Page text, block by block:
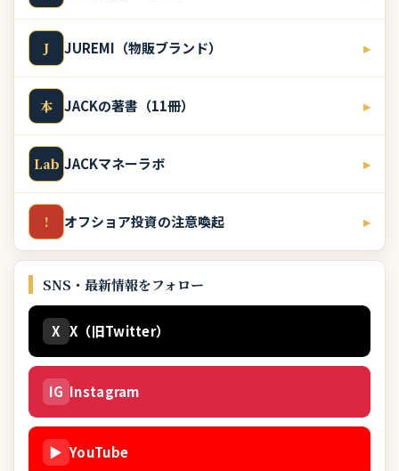
J JUREMI（物販ブランド） ▸
本 JACKの著書（11冊） ▸
Lab JACKマネーラボ ▸
! オフショア投資の注意喚起 ▸
SNS・最新情報をフォロー
X X（旧Twitter）
IG Instagram
▶ YouTube